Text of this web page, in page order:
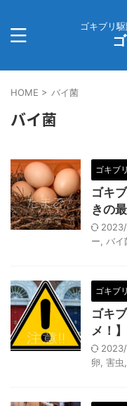
ゴキブリ
HOME > バイ菌
バイ菌
ゴキブ
ゴキ
きの
ー
バイ
ゴキブ
ゴキ
メ！】
卵 害虫